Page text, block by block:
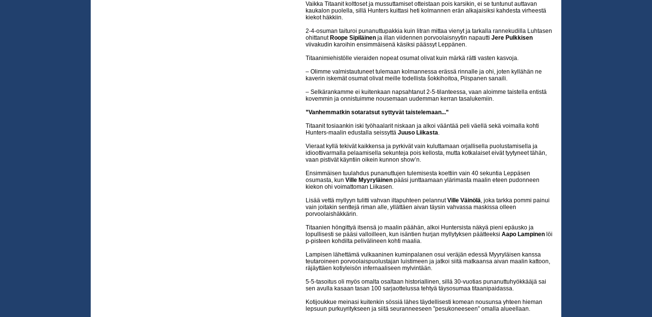
Vaikka Titaanit kolttoset ja mussuttamiset otteistaan pois karsikin, ei se tuntunut auttavan
kaukalon puolella, sillä Hunters kuittasi heti kolmannen erän alkajaisiksi kahdesta virheestä
kiekot häkkiin.
2-4-osuman taituroi punanuttupakkia kuin litran mittaa vienyt ja tarkalla rannekudilla Luhtasen
ohittanut Roope Sipiläinen ja illan viidennen porvoolaisnyytin napautti Jere Pulkkisen
viivakudin karoihin ensimmäisenä käsiksi päässyt Leppänen.
Titaanimiehistölle vieraiden nopeat osumat olivat kuin märkä rätti vasten kasvoja.
– Olimme valmistautuneet tulemaan kolmannessa erässä rinnalle ja ohi, joten kyllähän ne
kaverin iskemät osumat olivat meille todellista šokkihoitoa, Piispanen sanaili.
– Selkärankamme ei kuitenkaan napsahtanut 2-5-tilanteessa, vaan aloimme taistella entistä
kovemmin ja onnistuimme nousemaan uudemman kerran tasalukemiin.
”Vanhemmatkin sotaratsut syttyvät taistelemaan...”
Titaanit tosiaankin iski työhaalarit niskaan ja alkoi vääntää peli väellä sekä voimalla kohti
Hunters-maalin edustalla seissyttä Juuso Liikasta.
Vieraat kyllä tekivät kaikkensa ja pyrkivät vain kuluttamaan orjallisella puolustamisella ja
idioottivarmalla pelaamisella sekunteja pois kellosta, mutta kotkalaiset eivät tyytyneet tähän,
vaan pistivät käyntiin oikein kunnon show’n.
Ensimmäisen tuulahdus punanuttujen tulemisesta koettiin vain 40 sekuntia Leppäsen
osumasta, kun Ville Myyryläinen pääsi junttaamaan ylärimasta maalin eteen pudonneen
kiekon ohi voimattoman Liikasen.
Lisää vettä myllyyn tulitti vahvan iltapuhteen pelannutVille Väinölä, joka tarkka pommi painui
vain joitakin senttejä riman alle, yllättäen aivan täysin vahvassa maskissa olleen
porvoolaishäkkärin.
Titaanien höngittyä itsensä jo maalin päähän, alkoi Huntersista näkyä pieni epäusko ja
lopullisesti se pääsi valloilleen, kun isäntien hurjan myllytyksen päätteeksi Aapo Lampinen löi
p-pisteen kohdilta pelivälineen kohti maalia.
Lampisen lähettämä vulkaaninen kuminpalanen osui veräjän edessä Myyryläisen kanssa
teutaroineen porvoolaispuolustajan luistimeen ja jatkoi siitä matkaansa aivan maalin kattoon,
räjäyttäen kotiyleisön infernaaliseen mylvintään.
5-5-tasoitus oli myös omalta osaltaan historiallinen, sillä 30-vuotias punanuttuhyökkääjä sai
sen avulla kasaan tasan 100 sarjaottelussa tehtyä täysosumaa titaanipaidassa.
Kotijoukkue meinasi kuitenkin sössiä lähes täydellisesti komean nousunsa yhteen hieman
lepsuun purkuyritykseen ja siitä seuranneeseen ”pesukoneeseen” omalla alueellaan.